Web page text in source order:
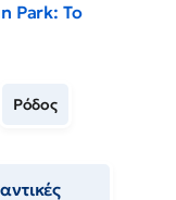
Park: Το
Ρόδος